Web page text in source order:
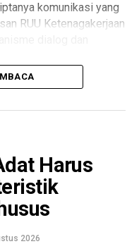
komunikasi yang
RUU Ketenagakerjaan
para pekerja
kepastian hukum
antara kepentingan
untuk
dapat
buruh dengan tim
Harus
2026